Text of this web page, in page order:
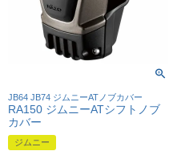
JB64 JB74 ジムニーATノブカバー
RA150 ジムニーATシフトノブ
カバー
ジムニー